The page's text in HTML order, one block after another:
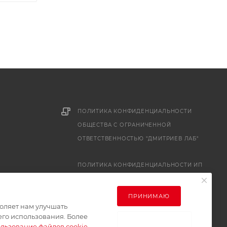
ПОЛИТИКА КОНФИДЕНЦИАЛЬНОСТИ
ОБЩЕСТВА С ОГРАНИЧЕННОЙ
ОТВЕТСТВЕННОСТЬЮ "ДМИТРИЕВ ЛАБ"
ПОЛИТИКА КОНФИДЕНЦИАЛЬНОСТИ ИП
нам улучшать
использования. Более
ПРИНИМАЮ